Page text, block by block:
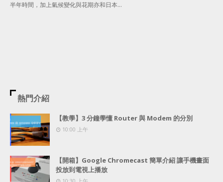
半年時間，加上氣候變化與花期亦和日本…
熱門介紹
【教學】3 分鐘學懂 Router 與 Modem 的分別
10:00 上午
【開箱】Google Chromecast 簡單介紹 讓手機畫面
投放到電視上播放